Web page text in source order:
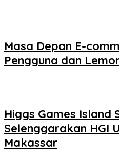
Masa Depan E-
Pengguna dan
Higgs Games Island
Selenggarakan HGI
Makassar